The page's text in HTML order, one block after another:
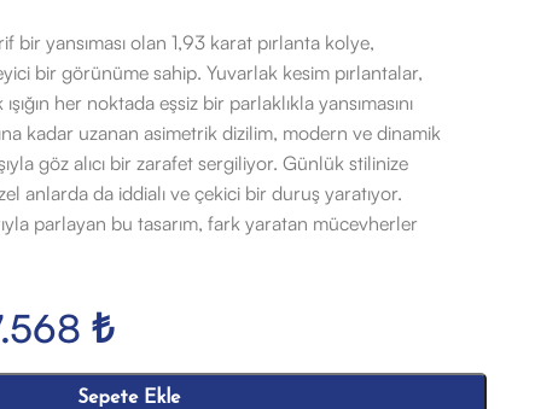
bir yansıması olan 1,93 karat pırlanta kolye,
bir görünüme sahip. Yuvarlak kesim pırlantalar,
her noktada eşsiz bir parlaklıkla yansımasını
kadar uzanan asimetrik dizilim, modern ve dinamik
göz alıcı bir zarafet sergiliyor. Günlük stilinize
anlarda da iddialı ve çekici bir duruş yaratıyor.
parlayan bu tasarım, fark yaratan mücevherler
₺
Sepete Ekle